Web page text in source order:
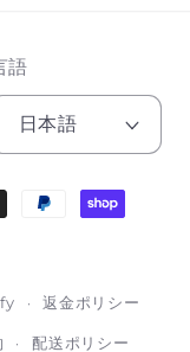
語
日本語
返金ポリシー
配送ポリシー